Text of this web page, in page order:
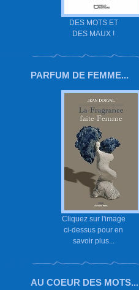
DES MOTS ET
DES MAUX !
PARFUM DE FEMME...
Cliquez sur l'image
ci-dessus pour en
savoir plus...
AU COEUR DES MOTS...